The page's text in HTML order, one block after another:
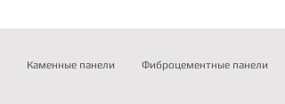
Каменные панели Фиброцементные панели